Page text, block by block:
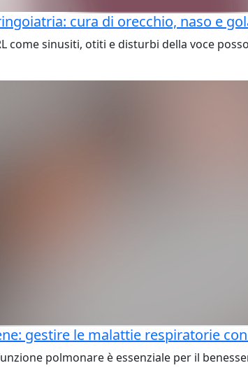
cura di orecchio, naso e
come sinusiti, otiti e disturbi della voce
gestire le malattie respiratorie
polmonare è essenziale per il